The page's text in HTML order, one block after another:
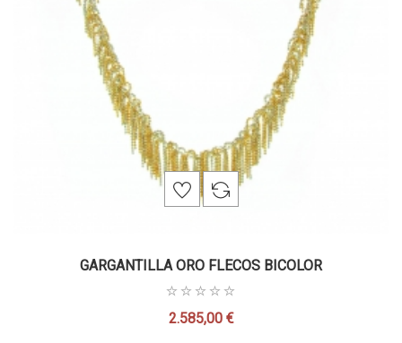
GARGANTILLA ORO FLECOS BICOLOR
Precio
2.585,00 €